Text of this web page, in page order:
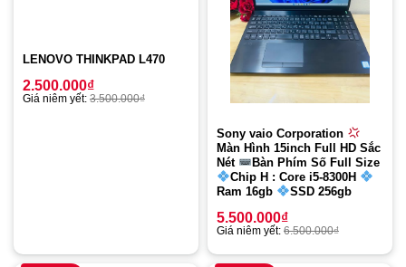
LENOVO THINKPAD L470
2.500.000₫
Giá niêm yết: 3.500.000₫
Sony vaio Corporation
Màn Hình 15inch Full HD Sắc
Nét
Bàn Phím Số Full Size
Chip H : Core i5-8300H
Ram 16gb
SSD 256gb
5.500.000₫
Giá niêm yết: 6.500.000₫